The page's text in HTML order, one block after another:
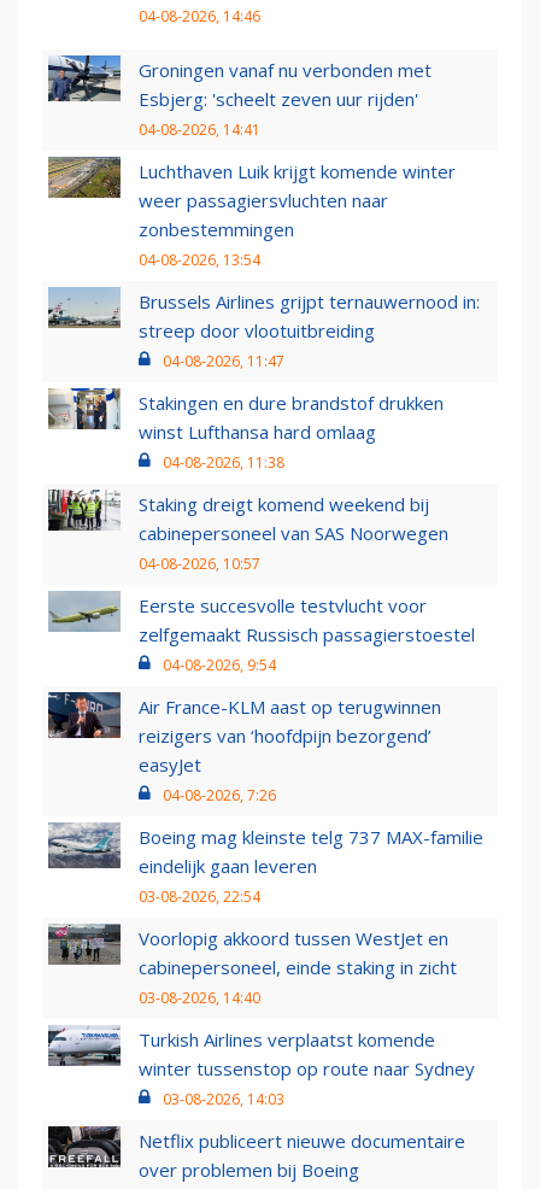
04-08-2026, 14:46
Groningen vanaf nu verbonden met
Esbjerg: 'scheelt zeven uur rijden'
04-08-2026, 14:41
Luchthaven Luik krijgt komende winter
weer passagiersvluchten naar
zonbestemmingen
04-08-2026, 13:54
Brussels Airlines grijpt ternauwernood in:
streep door vlootuitbreiding
04-08-2026, 11:47
Stakingen en dure brandstof drukken
winst Lufthansa hard omlaag
04-08-2026, 11:38
Staking dreigt komend weekend bij
cabinepersoneel van SAS Noorwegen
04-08-2026, 10:57
Eerste succesvolle testvlucht voor
zelfgemaakt Russisch passagierstoestel
04-08-2026, 9:54
Air France-KLM aast op terugwinnen
reizigers van ‘hoofdpijn bezorgend’
easyJet
04-08-2026, 7:26
Boeing mag kleinste telg 737 MAX-familie
eindelijk gaan leveren
03-08-2026, 22:54
Voorlopig akkoord tussen WestJet en
cabinepersoneel, einde staking in zicht
03-08-2026, 14:40
Turkish Airlines verplaatst komende
winter tussenstop op route naar Sydney
03-08-2026, 14:03
Netflix publiceert nieuwe documentaire
over problemen bij Boeing